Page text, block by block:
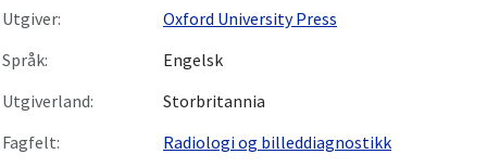
Utgiver:
Oxford University Press
Språk:
Engelsk
Utgiverland:
Storbritannia
Fagfelt:
Radiologi og billeddiagnostikk